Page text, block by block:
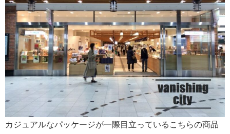
カジュアルなパッケージが一際目立っているこちらの商品